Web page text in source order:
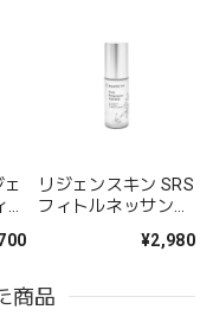
リジェンスキン SRS
フィトルネッサンス
¥2,980
商品